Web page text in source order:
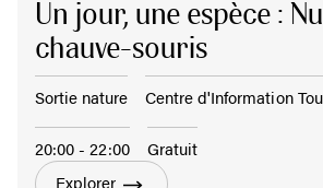
Un jour, une espèce :
chauve-souris
Sortie nature Centre d'Information
20:00 - 22:00
Gratuit
Explorer